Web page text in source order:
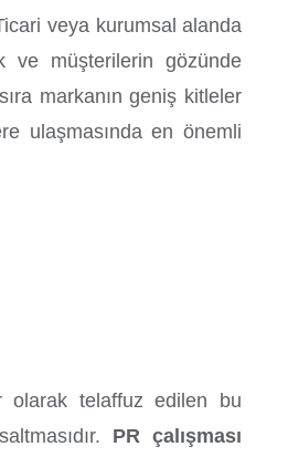
veya kurumsal alanda
ve müşterilerin gözünde
markanın geniş kitleler
ulaşmasında en önemli
olarak telaffuz edilen bu
PR çalışması